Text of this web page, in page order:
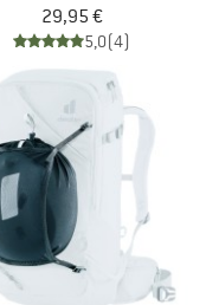
29,95 €
5,0(4)